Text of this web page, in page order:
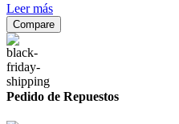
Leer más
Compare
Pedido de Repuestos